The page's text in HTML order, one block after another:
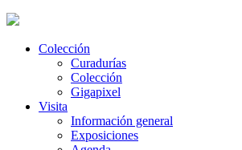
Colección
Curadurías
Colección
Gigapixel
Visita
Información general
Exposiciones